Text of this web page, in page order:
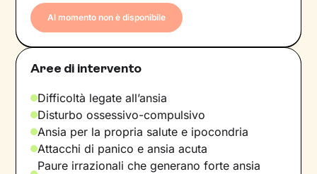
Al momento non è disponibile
Aree di intervento
Difficoltà legate all’ansia
Disturbo ossessivo-compulsivo
Ansia per la propria salute e ipocondria
Attacchi di panico e ansia acuta
Paure irrazionali che generano forte ansia